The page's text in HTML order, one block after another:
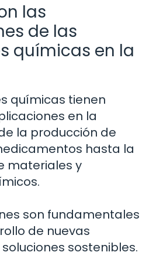
las
de las
químicas en la
químicas tienen
en la
la producción de
hasta la
materiales y
son fundamentales
de nuevas
sostenibles.